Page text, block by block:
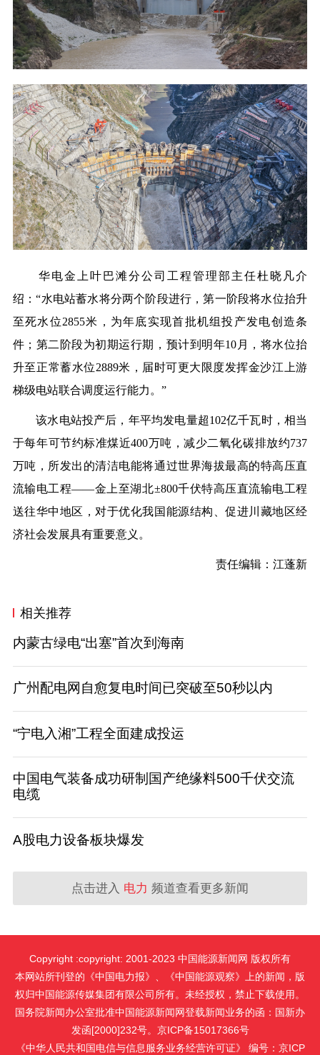
华电金上叶巴滩分公司工程管理部主任杜晓凡介
绍：“水电站蓄水将分两个阶段进行，第一阶段将水位抬升
至死水位2855米，为年底实现首批机组投产发电创造条
件；第二阶段为初期运行期，预计到明年10月，将水位抬
升至正常蓄水位2889米，届时可更大限度发挥金沙江上游
梯级电站联合调度运行能力。 ”
该水电站投产后，年平均发电量超102亿千瓦时，相当
于每年可节约标准煤近400万吨，减少二氧化碳排放约737
万吨，所发出的清洁电能将通过世界海拔最高的特高压直
流输电工程——金上至湖北±800千伏特高压直流输电工程
送往华中地区，对于优化我国能源结构、促进川藏地区经
济社会发展具有重要意义。
责任编辑 ：江蓬新
相关推荐
内蒙古绿电“出塞”首次到海南
广州配电网自愈复电时间已突破至50秒以内
“宁电入湘”工程全面建成投运
中国电气装备成功研制国产绝缘料500千伏交流
电缆
A股电力设备板块爆发
点击进入 电力 频道查看更多新闻
Copyright :copyright: 2001-2023 中国能源新闻网 版权所有
本网站所刊登的《中国电力报》、《中国能源观察》上的新闻，版
权归中国能源传媒集团有限公司所有。未经授权，禁止下载使用。
国务院新闻办公室批准中国能源新闻网登载新闻业务的函：国新办
发函[2000]232号。京ICP备15017366号
《中华人民共和国电信与信息服务业务经营许可证》 编号：京ICP